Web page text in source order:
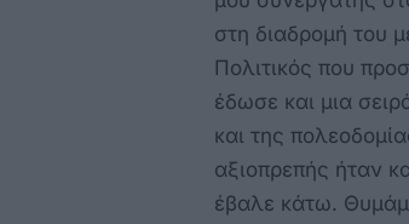
στη διαδρομή του
Πολιτικός που
έδωσε και μια
και της
αξιοπρεπής ήταν
έβαλε κάτω.